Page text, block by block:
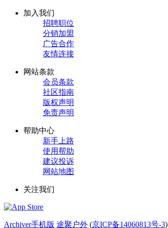
加入我们
招聘职位
分销加盟
广告合作
友情连接
网站条款
会员条款
社区指南
版权声明
免责声明
帮助中心
新手上路
使用帮助
建议投诉
网站地图
关注我们
Archiver手机版 途聚户外 (京ICP备14060813号-3)